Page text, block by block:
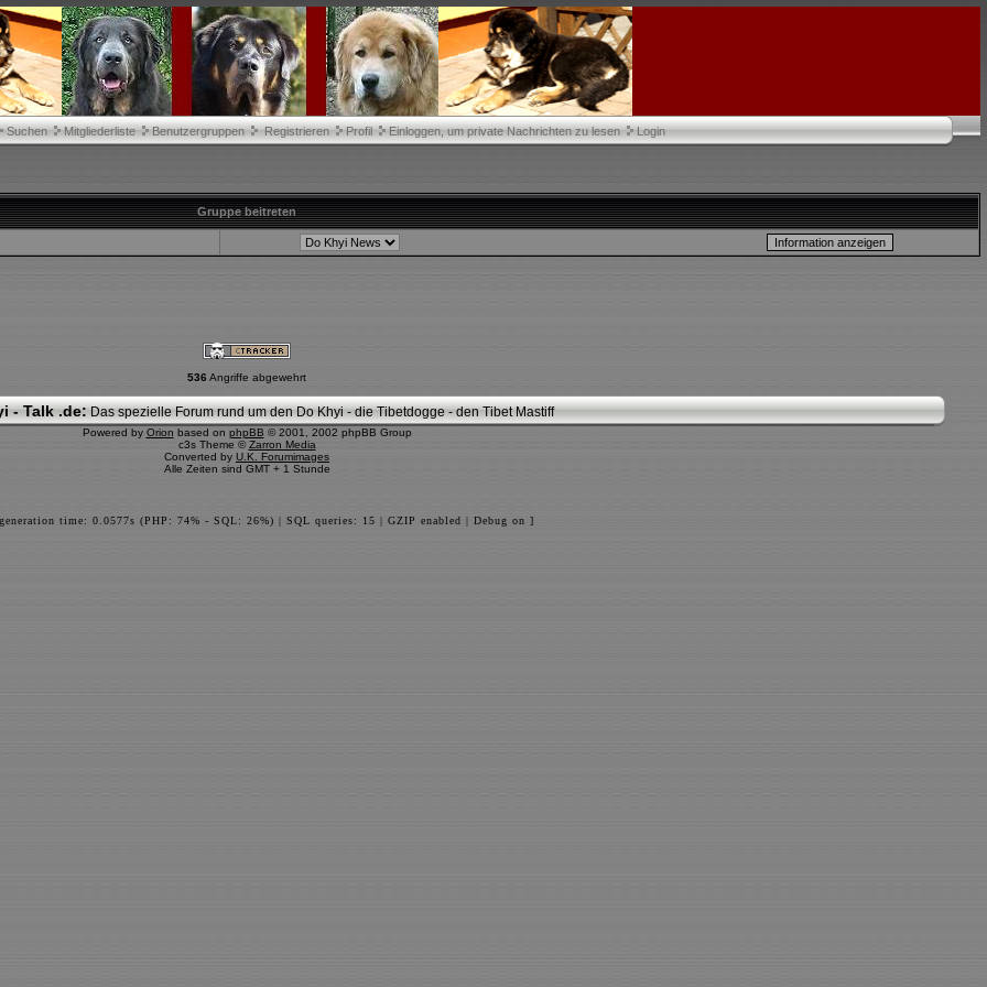
Suchen Mitgliederliste Benutzergruppen Registrieren Profil Einloggen, um private Nachrichten zu lesen Login
Gruppe beitreten
536 Angriffe abgewehrt
- Talk .de: Das spezielle Forum rund um den Do Khyi - die Tibetdogge - den Tibet Mastiff
Powered by Orion based on phpBB © 2001, 2002 phpBB Group
c3s Theme ©Zarron Media
Converted by U.K. Forumimages
Alle Zeiten sind GMT + 1 Stunde
time: 0.0577s (PHP: 74% - SQL: 26%) | SQL queries: 15 | GZIP enabled | Debug on ]